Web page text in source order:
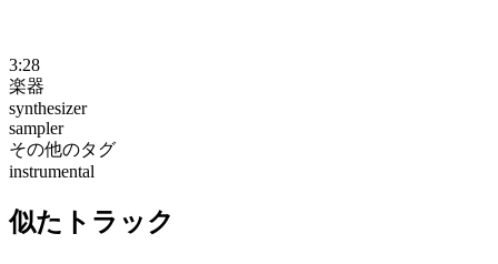
3:28
楽器
synthesizer
sampler
その他のタグ
instrumental
似たトラック